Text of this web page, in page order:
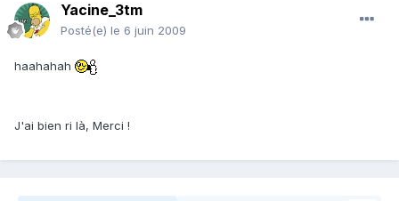
Yacine_3tm
Posté(e) le 6 juin 2009
haahahah
J'ai bien ri là, Merci !